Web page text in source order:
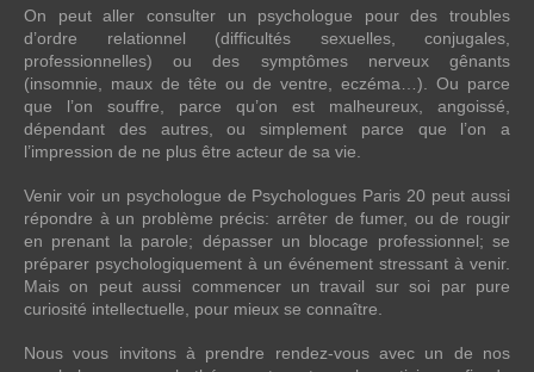
On peut aller consulter un psychologue pour des troubles
d’ordre relationnel (difficultés sexuelles, conjugales,
professionnelles) ou des symptômes nerveux gênants
(insomnie, maux de tête ou de ventre, eczéma…). Ou parce
que l’on souffre, parce qu’on est malheureux, angoissé,
dépendant des autres, ou simplement parce que l’on a
l’impression de ne plus être acteur de sa vie.
Venir voir un psychologue de Psychologues Paris 20 peut aussi
répondre à un problème précis: arrêter de fumer, ou de rougir
en prenant la parole; dépasser un blocage professionnel; se
préparer psychologiquement à un événement stressant à venir.
Mais on peut aussi commencer un travail sur soi par pure
curiosité intellectuelle, pour mieux se connaître.
Nous vous invitons à prendre rendez-vous avec un de nos